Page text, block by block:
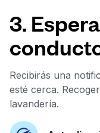
3.
Recibirás una
esté cerca.
lavandería.